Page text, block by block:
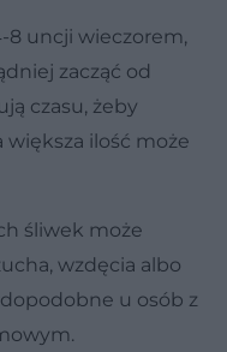
8 uncji wieczorem,
zacząć od
czasu, żeby
większa ilość może
śliwek może
wzdęcia albo
u osób z